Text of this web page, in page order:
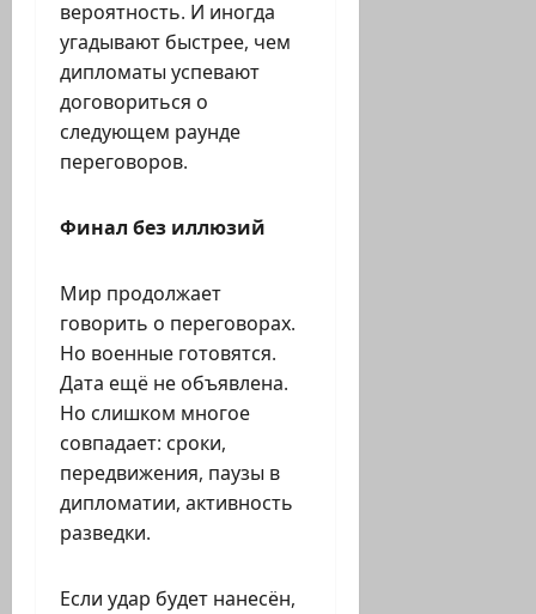
вероятность. И иногда
угадывают быстрее, чем
дипломаты успевают
договориться о
следующем раунде
переговоров.
Финал без иллюзий
Мир продолжает
говорить о переговорах.
Но военные готовятся.
Дата ещё не объявлена.
Но слишком многое
совпадает: сроки,
передвижения, паузы в
дипломатии, активность
разведки.
Если удар будет нанесён,